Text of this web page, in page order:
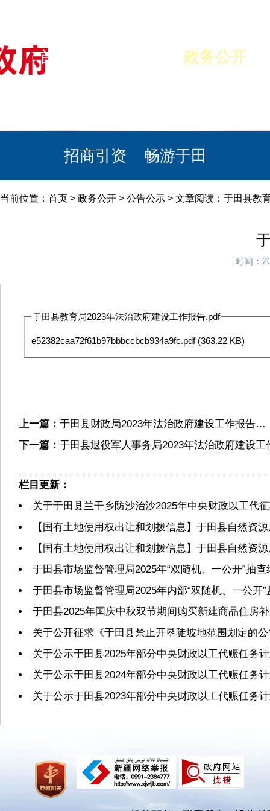
首页 政务公开
招商引资 畅游于田
当前位置： 首页 > 政务公开 > 公告公示 > 文章阅读：于田县教
时间：
于田县教育局2023年法治政府建设工作报告.pdf
e52382caa72f61b97bbbccbcb934a9fc.pdf(363.22 KB)
上一篇： 于田县财政局2023年法治政府建设工作报告…
下一篇： 于田县退役军人事务局2023年法治政府建设工
栏目更新：
关于于田县兰干乡防沙治沙2025年中央财政以工代
【国有土地使用权出让和划拨信息】于田县自然资
【国有土地使用权出让和划拨信息】于田县自然资
于田县市场监督管理局2025年“双随机、一公开”抽查
于田县市场监督管理局2025年内部“双随机、一公开
于田县2025年国庆中秋双节期间购买新建商品住房
关于公开征求《于田县禁止开垦陡坡地范围划定的
关于公示于田县2025年部分中央财政以工代赈任务
关于公示于田县2024年部分中央财政以工代赈任务
关于公示于田县2023年部分中央财政以工代赈任务